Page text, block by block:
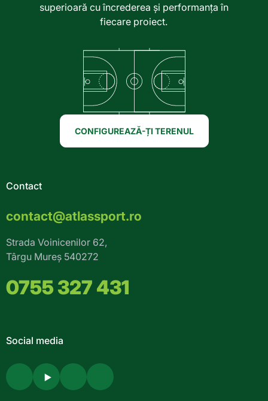
superioară cu încrederea și performanța în
fiecare proiect.
CONFIGUREAZĂ-ȚI TERENUL
Contact
contact@atlassport.ro
Strada Voinicenilor 62,
Târgu Mureș 540272
0755 327 431
Social media